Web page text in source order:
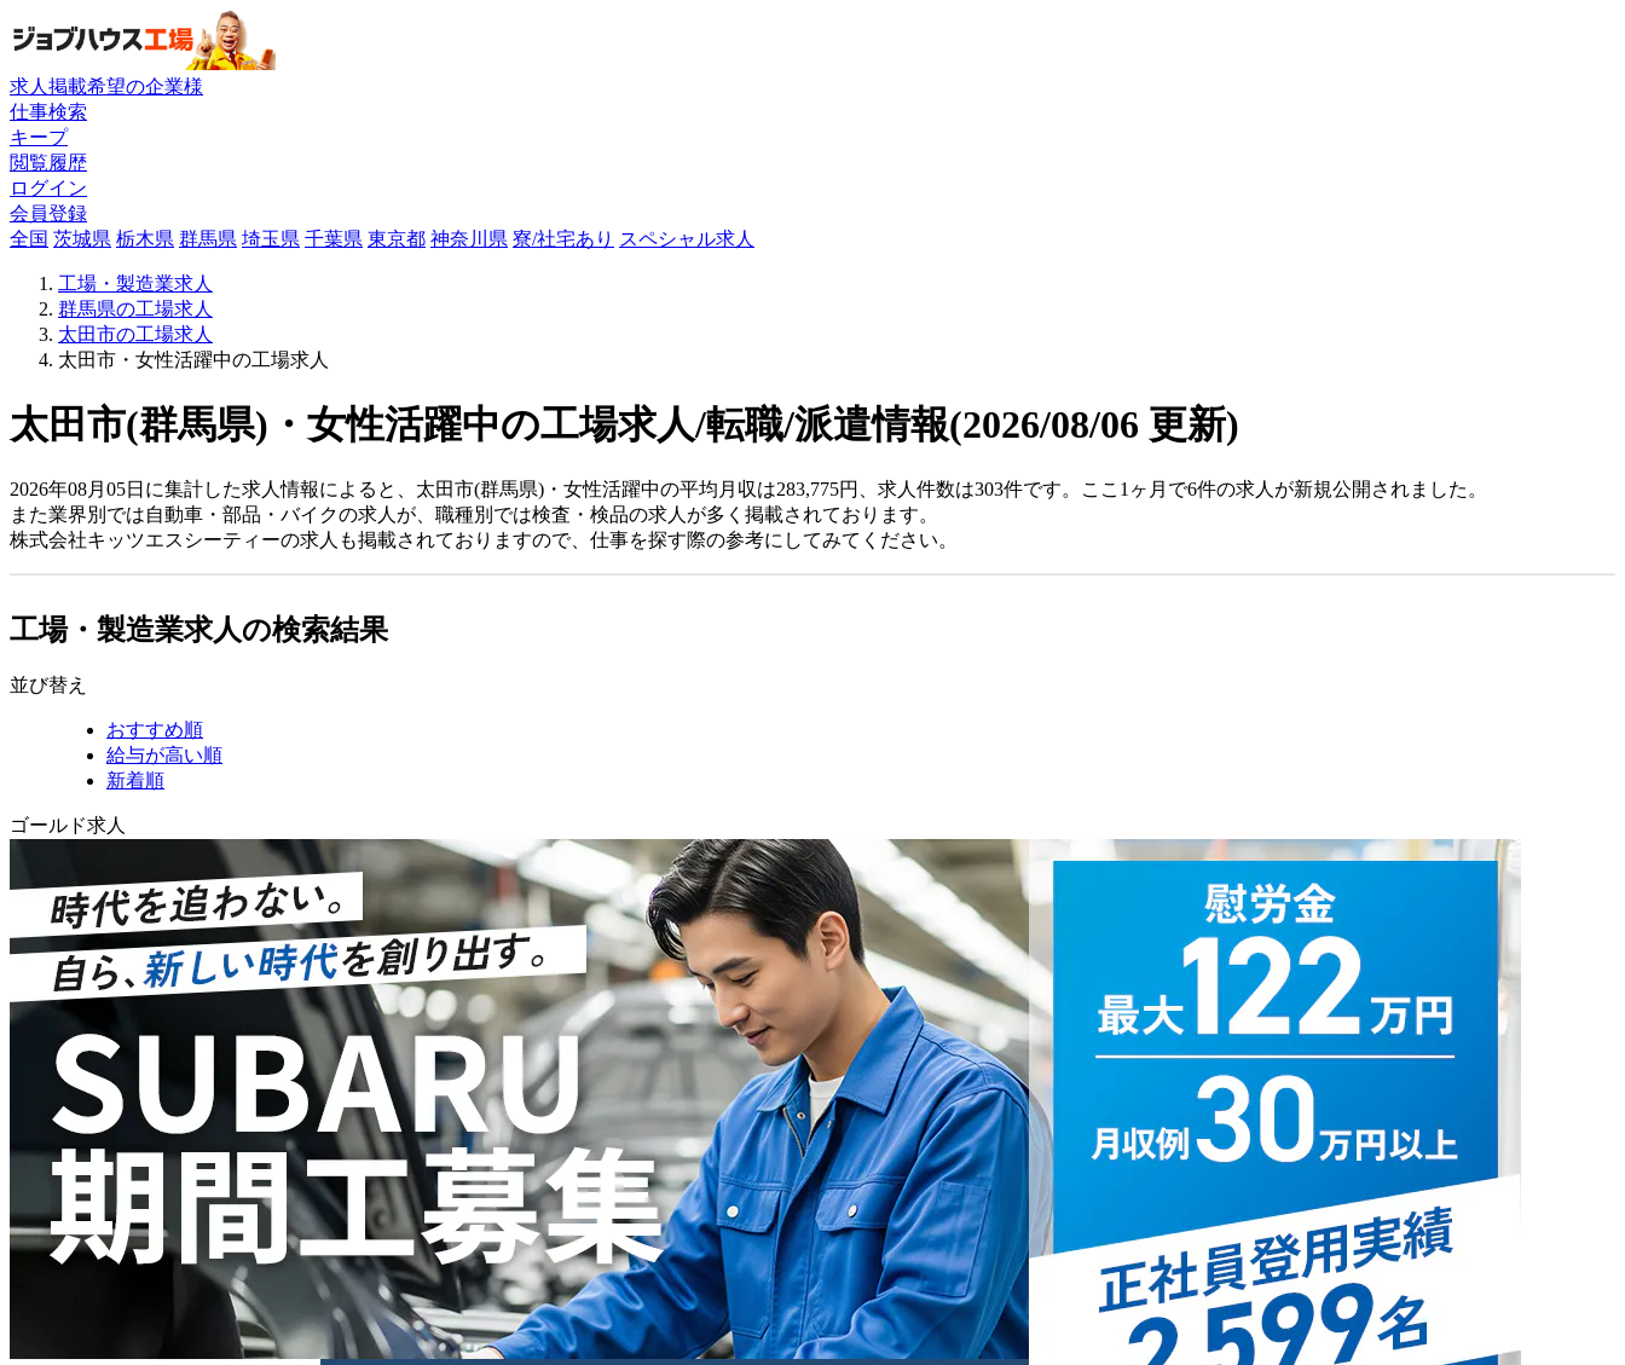
求人掲載希望の企業様
仕事検索
キープ
閲覧履歴
ログイン
会員登録
全国 茨城県 栃木県 群馬県 埼玉県 千葉県 東京都 神奈川県 寮/社宅あり スペシャル求人
工場・製造業求人
群馬県の工場求人
太田市の工場求人
太田市・女性活躍中の工場求人
太田市(群馬県)・女性活躍中の工場求人/転職/派遣情報(2026/08/06 更新)
2026年08月05日に集計した求人情報によると、太田市(群馬県)・女性活躍中の平均月収は283,775円、求人件数は303件です。ここ1ヶ月で6件の求人が新規公開されました。
また業界別では自動車・部品・バイクの求人が、職種別では検査・検品の求人が多く掲載されております。
株式会社キッツエスシーティーの求人も掲載されておりますので、仕事を探す際の参考にしてみてください。
工場・製造業求人の検索結果
並び替え
おすすめ順
給与が高い順
新着順
ゴールド求人